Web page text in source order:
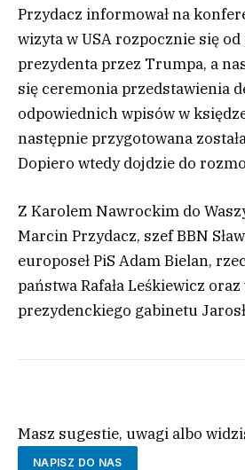
Przydacz informował na
wizyta w USA rozpocznie się
prezydenta przez Trumpa, a
się ceremonia przedstawienia
odpowiednich wpisów w
następnie przygotowana
Dopiero wtedy dojdzie do
Z Karolem Nawrockim do
Marcin Przydacz, szef BBN
europoseł PiS Adam Bielan,
państwa Rafała Leśkiewicz
prezydenckiego gabinetu
Masz sugestie, uwagi albo
NAPISZ DO NAS